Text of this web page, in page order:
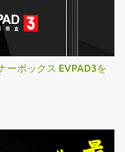
ーボックス EVPAD3を